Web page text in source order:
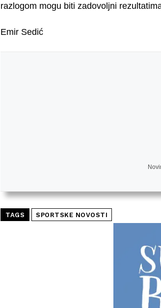
razlogom mogu biti zadovoljni
Emir Sedić
TAGS SPORTSKE NOVOSTI